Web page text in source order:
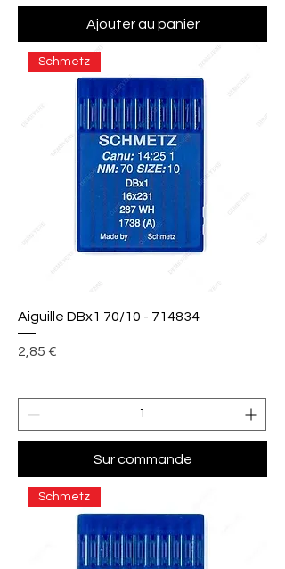
Ajouter au panier
Schmetz
Aiguille DBx1 70/10 - 714834
Prix
2,85 €
Sur commande
Schmetz